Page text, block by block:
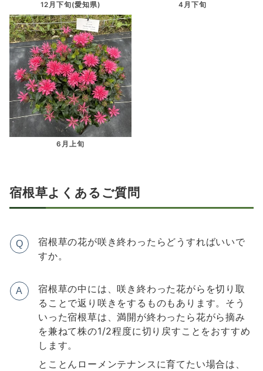
12月下旬(愛知県) 4月下旬
6月上旬
宿根草よくあるご質問
Q
宿根草の花が咲き終わったらどうすればいいで
すか。
A
宿根草の中には、咲き終わった花がらを切り取
ることで返り咲きをするものもあります。そう
いった宿根草は、満開が終わったら花がら摘み
を兼ねて株の1/2程度に切り戻すことをおすすめ
します。
とことんローメンテナンスに育てたい場合は、